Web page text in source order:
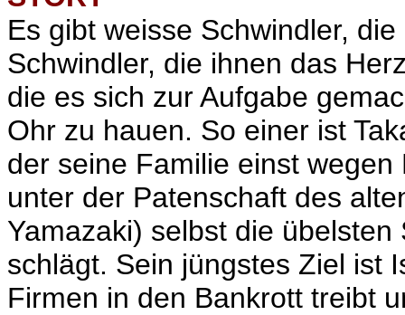
Es gibt weisse Schwindler,
Schwindler, die ihnen das
die es sich zur Aufgabe
Ohr zu hauen. So einer ist
der seine Familie einst
unter der Patenschaft des
Yamazaki) selbst die
schlägt. Sein jüngstes Ziel ist
Firmen in den Bankrott treibt